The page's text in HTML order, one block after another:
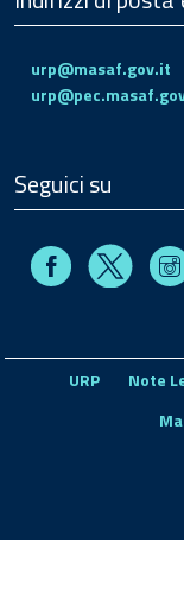
urp@masaf.gov.it
Seguici su
FacebookX
URP Note